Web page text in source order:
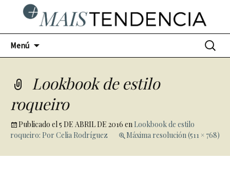
Menú Buscar:
Lookbook de estilo
roqueiro
Publicado el5 DE ABRIL DE 2016 en Lookbook de estilo
roqueiro: Por Celia Rodríguez
Máxima resolución (511 × 768)